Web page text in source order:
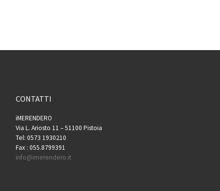
CONTATTI
iMERENDERO
Via L. Ariosto 11 – 51100 Pistoia
Tel: 0573 1930210
Fax : 055.8799391
info@imerendero.it